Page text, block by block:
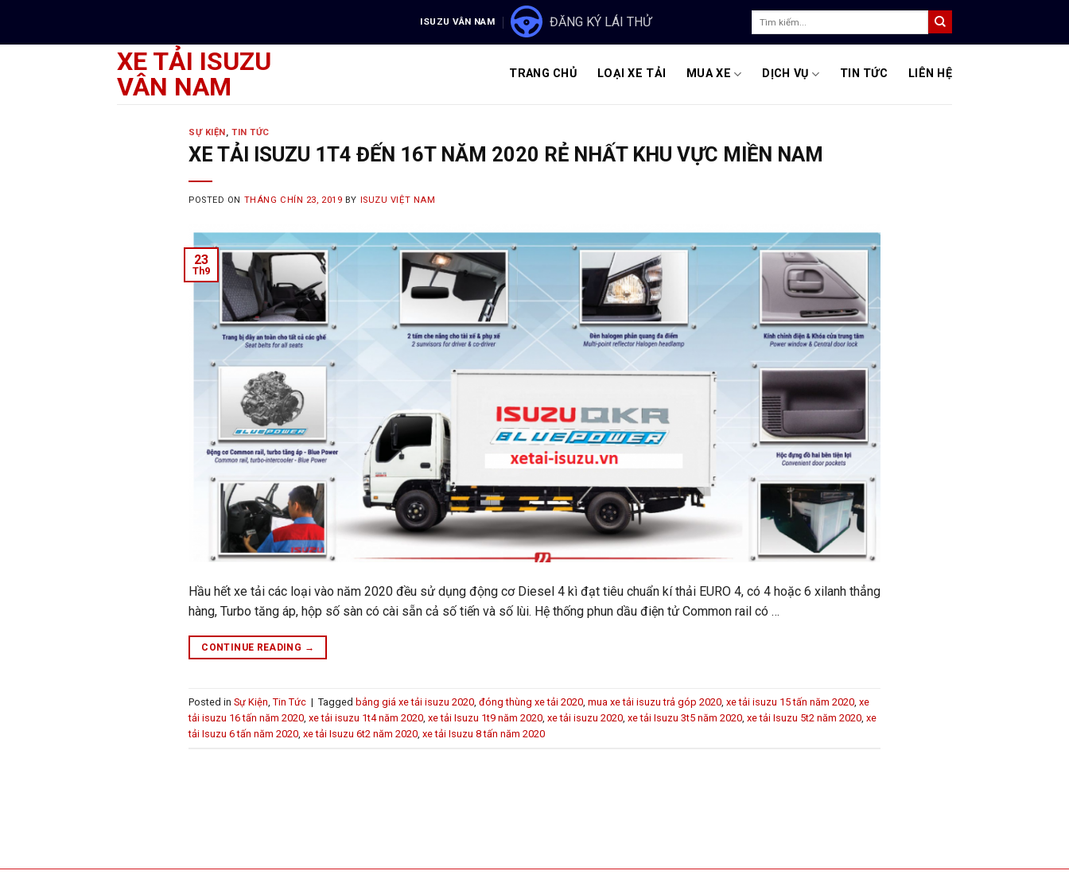
content
ISUZU VÂN NAM ĐĂNG KÝ LÁI THỬ
XE TẢI ISUZU
VÂN NAM
TRANG CHỦ LOẠI XE TẢI MUA XE DỊCH VỤ TIN TỨC LIÊN HỆ
SỰ KIỆN,TIN TỨC
XE TẢI ISUZU 1T4 ĐẾN 16T NĂM 2020 RẺ NHẤT KHU VỰC MIỀN NAM
POSTED ON THÁNG CHÍN 23, 2019 BY ISUZU VIỆT NAM
23
Th9
Hầu hết xe tải các loại vào năm 2020 đều sử dụng động cơ Diesel 4 kì đạt tiêu chuẩn kí thải EURO 4, có 4 hoặc 6 xilanh thẳng
hàng, Turbo tăng áp, hộp số sàn có cài sẵn cả số tiến và số lùi. Hệ thống phun dầu điện tử Common rail có …
CONTINUE READING →
Posted in Sự Kiện Tin Tức | Tagged bảng giá xe tải isuzu 2020 đóng thùng xe tải 2020 mua xe tải isuzu trả góp 2020 xe tải isuzu 15 tấn năm 2020 xe
tải isuzu 16 tấn năm 2020 xe tải isuzu 1t4 năm 2020 xe tải Isuzu 1t9 năm 2020 xe tải isuzu 2020 xe tải Isuzu 3t5 năm 2020 xe tải Isuzu 5t2 năm 2020 xe
tải Isuzu 6 tấn năm 2020 xe tải Isuzu 6t2 năm 2020 xe tải Isuzu 8 tấn năm 2020